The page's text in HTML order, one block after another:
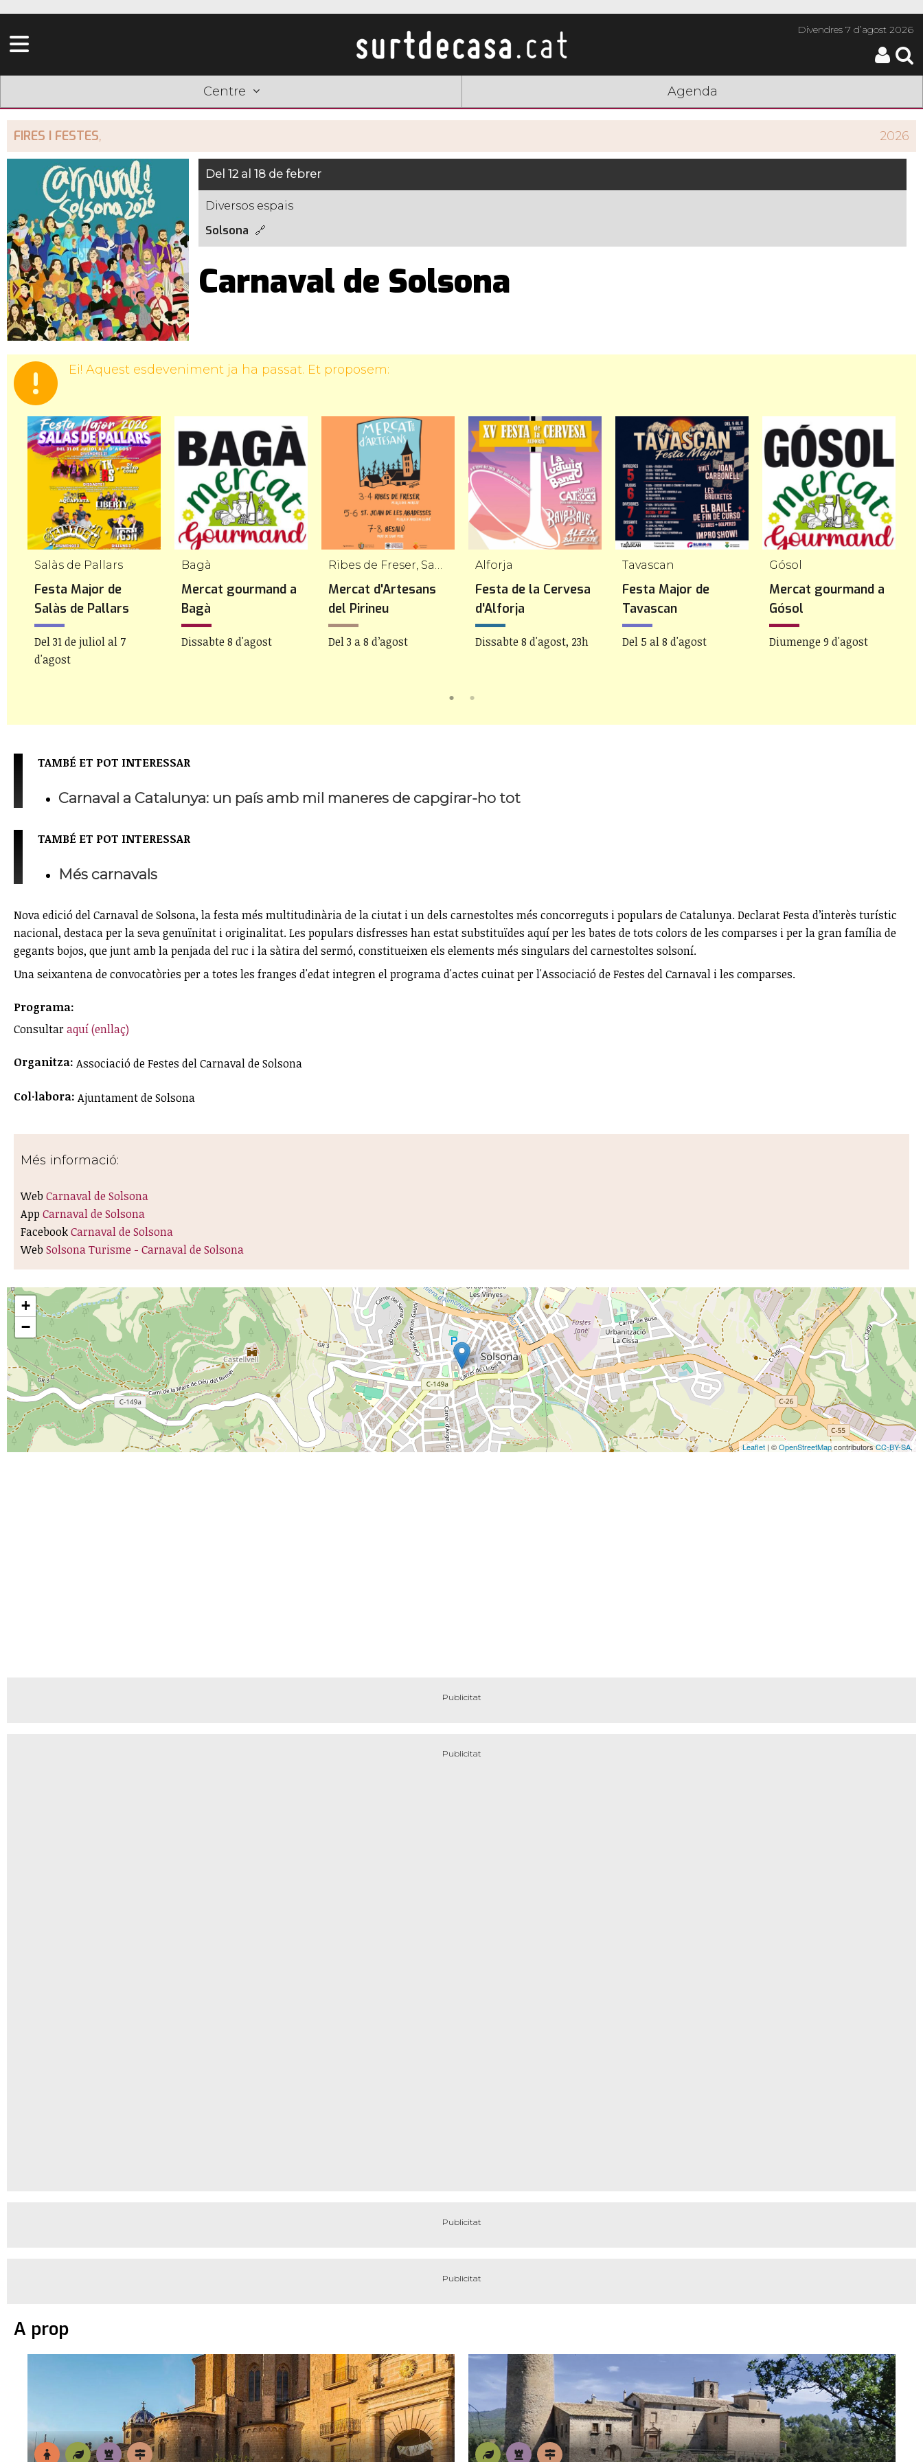
Divendres7 d’agost 2026
Centre Agenda
FIRES I FESTES, 2026
Del 12 al 18 de febrer
Diversos espais
Solsona
Carnaval de Solsona
Ei! Aquest esdeveniment ja ha passat. Et proposem:
Salàs de Pallars
Festa Major de
Salàs de Pallars
Del 31 de juliol al 7
d'agost
Bagà
Mercat gourmand a
Bagà
Dissabte 8 d'agost
Mercat d'Artesans
del Pirineu
Del 3 a 8 d’agost
Alforja
Festa de la Cervesa
d'Alforja
Dissabte 8 d'agost, 23h
Tavascan
Festa Major de
Tavascan
Del 5 al 8 d'agost
Gósol
Mercat gourmand a
Gósol
Diumenge 9 d'agost
TAMBÉ ET POT INTERESSAR
Carnaval a Catalunya: un país amb mil maneres de capgirar-ho tot
TAMBÉ ET POT INTERESSAR
Més carnavals
Nova edició del Carnaval de Solsona, la festa més multitudinària de la ciutat i un dels carnestoltes més concorreguts i populars de Catalunya. Declarat Festa d’interès turístic
nacional, destaca per la seva genuïnitat i originalitat. Les populars disfresses han estat substituïdes aquí per les bates de tots colors de les comparses i per la gran família de
gegants bojos, que junt amb la penjada del ruc i la sàtira del sermó, constitueixen els elements més singulars del carnestoltes solsoní.
Una seixantena de convocatòries per a totes les franges d'edat integren el programa d'actes cuinat per l'Associació de Festes del Carnaval i les comparses.
Programa:
Consultaraquí (enllaç)
Organitza: Associació de Festes del Carnaval de Solsona
Col·labora: Ajuntament de Solsona
Més informació:
Web Carnaval de Solsona
App Carnaval de Solsona
FacebookCarnaval de Solsona
Web Solsona Turisme - Carnaval de Solsona
+
−
Leaflet | ©OpenStreetMapcontributorsCC-BY-SA,
A prop